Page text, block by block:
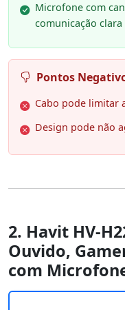
Microfone com
comunicação clara
Pontos
Cabo pode limitar
Design pode não
2. Havit HV-
Ouvido,
com